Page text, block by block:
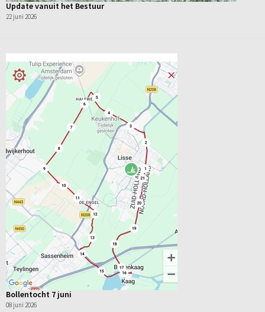
Update vanuit het Bestuur
22 juni 2026
Bollentocht 7 juni
08 juni 2026